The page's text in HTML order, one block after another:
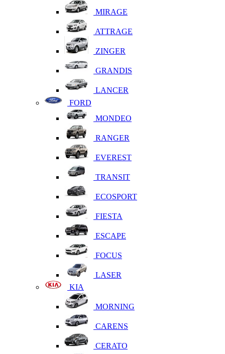
MIRAGE
ATTRAGE
ZINGER
GRANDIS
LANCER
FORD
MONDEO
RANGER
EVEREST
TRANSIT
ECOSPORT
FIESTA
ESCAPE
FOCUS
LASER
KIA
MORNING
CARENS
CERATO